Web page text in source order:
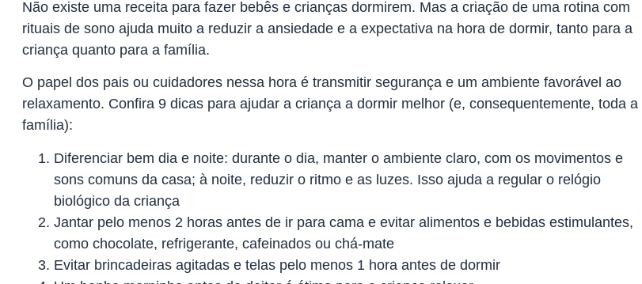
Não existe uma receita para fazer bebês e crianças dormirem. Mas a criação de uma rotina com
rituais de sono ajuda muito a reduzir a ansiedade e a expectativa na hora de dormir, tanto para a
criança quanto para a família.
O papel dos pais ou cuidadores nessa hora é transmitir segurança e um ambiente favorável ao
relaxamento. Confira 9 dicas para ajudar a criança a dormir melhor (e, consequentemente, toda a
família):
Diferenciar bem dia e noite: durante o dia, manter o ambiente claro, com os movimentos e
sons comuns da casa; à noite, reduzir o ritmo e as luzes. Isso ajuda a regular o relógio
biológico da criança
Jantar pelo menos 2 horas antes de ir para cama e evitar alimentos e bebidas estimulantes,
como chocolate, refrigerante, cafeinados ou chá-mate
Evitar brincadeiras agitadas e telas pelo menos 1 hora antes de dormir